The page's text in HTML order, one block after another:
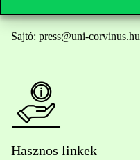
Sajtó: press@uni-corvinus.hu
Hasznos linkek